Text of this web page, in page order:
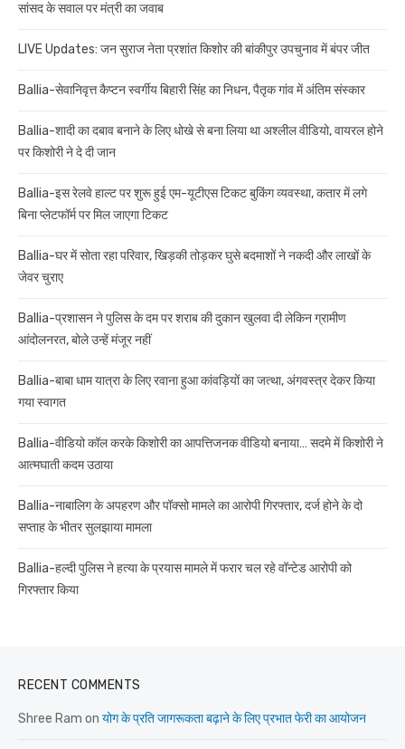
सांसद के सवाल पर मंत्री का जवाब
LIVE Updates: जन सुराज नेता प्रशांत किशोर की बांकीपुर उपचुनाव में बंपर जीत
Ballia-सेवानिवृत्त कैप्टन स्वर्गीय बिहारी सिंह का निधन, पैतृक गांव में अंतिम संस्कार
Ballia-शादी का दबाव बनाने के लिए धोखे से बना लिया था अश्लील वीडियो, वायरल होने
पर किशोरी ने दे दी जान
Ballia-इस रेलवे हाल्ट पर शुरू हुई एम-यूटीएस टिकट बुकिंग व्यवस्था, कतार में लगे
बिना प्लेटफॉर्म पर मिल जाएगा टिकट
Ballia-घर में सोता रहा परिवार, खिड़की तोड़कर घुसे बदमाशों ने नकदी और लाखों के
जेवर चुराए
Ballia-प्रशासन ने पुलिस के दम पर शराब की दुकान खुलवा दी लेकिन ग्रामीण
आंदोलनरत, बोले उन्हें मंजूर नहीं
Ballia-बाबा धाम यात्रा के लिए रवाना हुआ कांवड़ियों का जत्था, अंगवस्त्र देकर किया
गया स्वागत
Ballia-वीडियो कॉल करके किशोरी का आपत्तिजनक वीडियो बनाया… सदमे में किशोरी ने
आत्मघाती कदम उठाया
Ballia-नाबालिग के अपहरण और पॉक्सो मामले का आरोपी गिरफ्तार, दर्ज होने के दो
सप्ताह के भीतर सुलझाया मामला
Ballia-हल्दी पुलिस ने हत्या के प्रयास मामले में फरार चल रहे वॉन्टेड आरोपी को
गिरफ्तार किया
RECENT COMMENTS
Shree Ram on योग के प्रति जागरूकता बढ़ाने के लिए प्रभात फेरी का आयोजन